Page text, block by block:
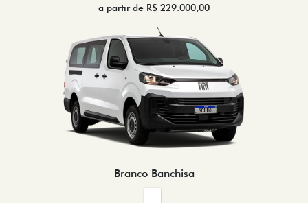
a partir de R$ 229.000,00
Branco Banchisa